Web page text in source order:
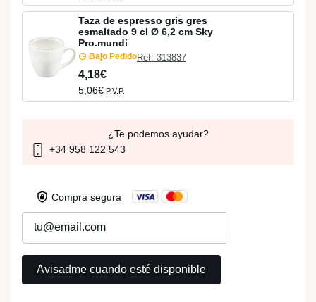
Taza de espresso gris gres
esmaltado 9 cl Ø 6,2 cm Sky
Pro.mundi
Bajo PedidoRef: 313837
4,18€
5,06€ P.V.P.
¿Te podemos ayudar?
+34 958 122 543
Compra segura